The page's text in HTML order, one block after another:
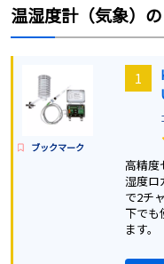
温湿度計（気象）
ブックマーク
1
高精度
湿度ロ
で2チ
下でも
ます。